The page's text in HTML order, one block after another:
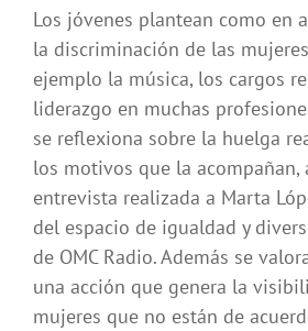
Los jóvenes plantean como en
la discriminación de las
ejemplo la música, los cargos
liderazgo en muchas
se reflexiona sobre la huelga
los motivos que la acompañan,
entrevista realizada a Marta
del espacio de igualdad y
de OMC Radio. Además se
una acción que genera la
mujeres que no están de